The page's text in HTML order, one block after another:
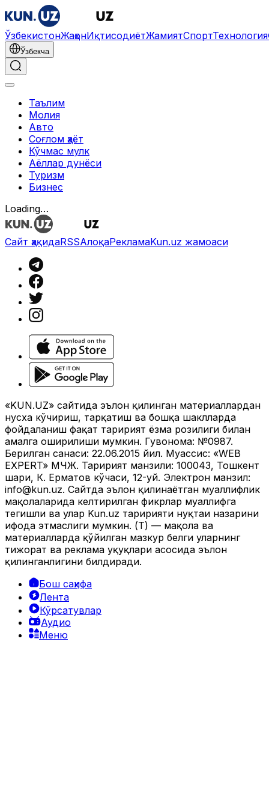
ЎзбекистонЖаҳонИқтисодиётЖамиятСпортТехнология
Ўзбекча
Таълим
Молия
Авто
Соғлом ҳаёт
Кўчмас мулк
Аёллар дунёси
Туризм
Бизнес
Loading…
Сайт ҳақидаRSSАлоқаРекламаKun.uz жамоаси
«KUN.UZ» сайтида эълон қилинган материаллардан
нусха кўчириш, тарқатиш ва бошқа шаклларда
фойдаланиш фақат таҳририят ёзма розилиги билан
амалга оширилиши мумкин. Гувоҳнома: №0987.
Берилган санаси: 22.06.2015 йил. Муассис: «WEB
EXPERT» МЧЖ. Таҳририят манзили: 100043, Тошкент
шаҳри, К. Ерматов кўчаси, 12-уй. Электрон манзил:
info@kun.uz. Сайтда эълон қилинаётган муаллифлик
мақолаларида келтирилган фикрлар муаллифга
тегишли ва улар Kun.uz таҳририяти нуқтаи назарини
ифода этмаслиги мумкин. (Т) — мақола ва
материалларда қўйилган мазкур белги уларнинг
тижорат ва реклама ҳуқуқлари асосида эълон
қилинганлигини билдиради.
Бош саҳифа
Лента
Кўрсатувлар
Аудио
Меню